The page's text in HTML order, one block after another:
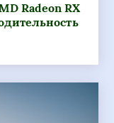
Radeon RX